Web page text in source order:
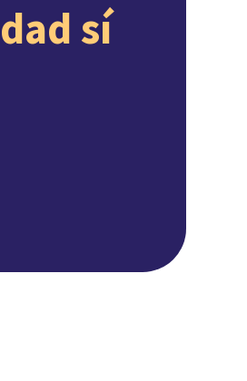
El trabajo remoto no está fallando, la visibilidad sí